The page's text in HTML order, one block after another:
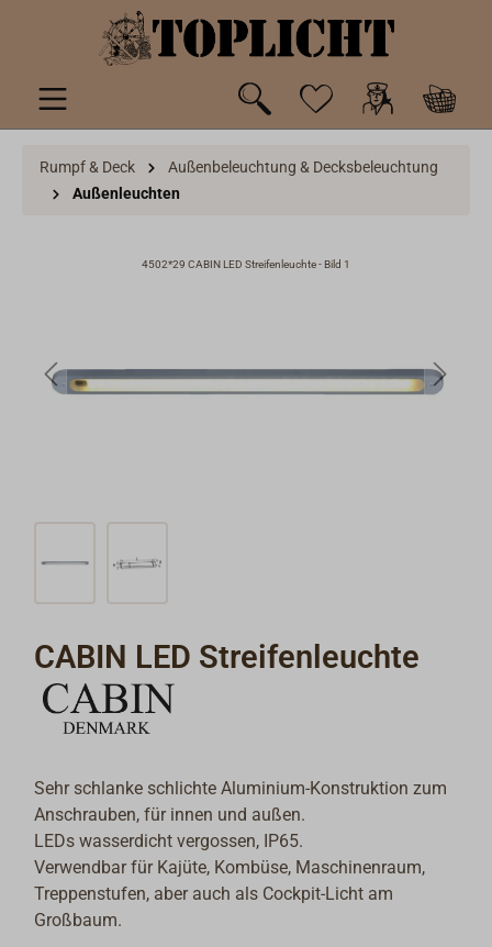
springen
Rumpf & Deck
Außenbeleuchtung & Decksbeleuchtung
Außenleuchten
4502*29 CABIN LED Streifenleuchte - Bild 1
CABIN LED Streifenleuchte
Sehr schlanke schlichte Aluminium-Konstruktion zum
Anschrauben, für innen und außen.
LEDs wasserdicht vergossen, IP65.
Verwendbar für Kajüte, Kombüse, Maschinenraum,
Treppenstufen, aber auch als Cockpit-Licht am
Großbaum.